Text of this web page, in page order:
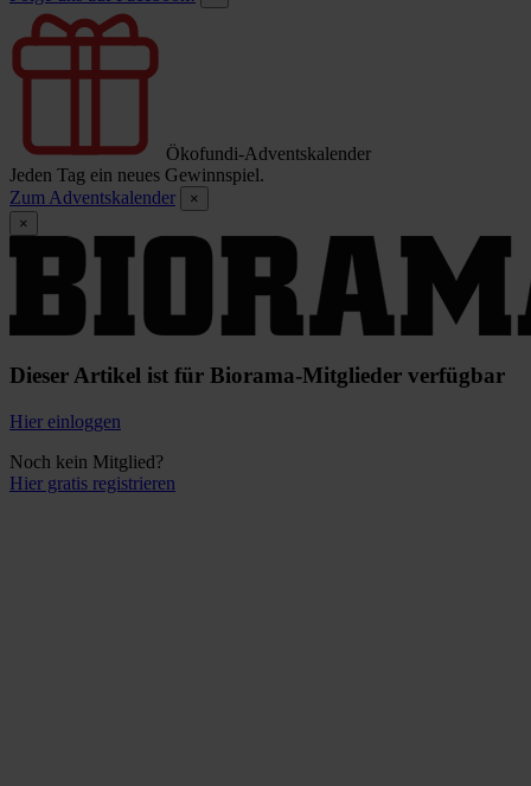
Ökofundi-Adventskalender
Jeden Tag ein neues Gewinnspiel.
Zum Adventskalender
×
×
Dieser Artikel ist für Biorama-Mitglieder verfügbar
Hier einloggen
Noch kein Mitglied?
Hier gratis registrieren